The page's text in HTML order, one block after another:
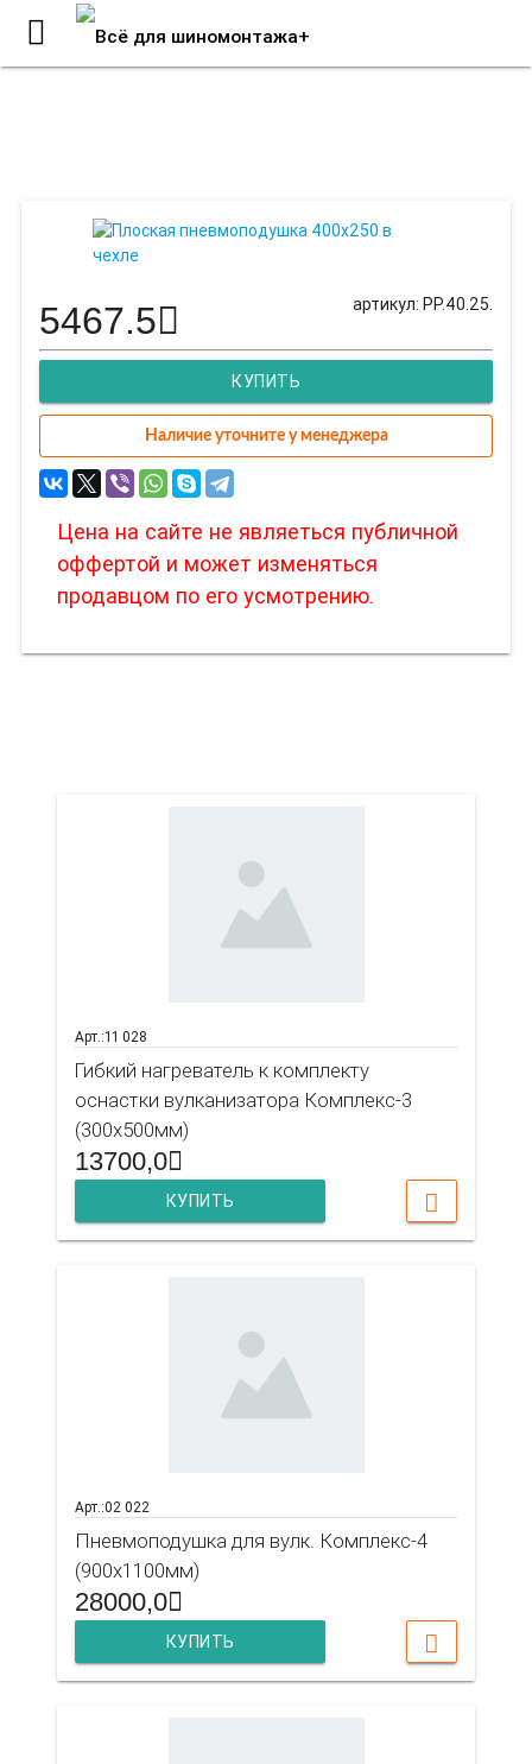
артикул: PP.40.25.
5467.5
КУПИТЬ
Наличие уточните у менеджера
Цена на сайте не являеться публичной
оффертой и может изменяться
продавцом по его усмотрению.
Арт.:11 028
Гибкий нагреватель к комплекту
оснастки вулканизатора Комплекс-3
(300х500мм)
13700,0
КУПИТЬ
Арт.:02 022
Пневмоподушка для вулк. Комплекс-4
(900х1100мм)
28000,0
КУПИТЬ